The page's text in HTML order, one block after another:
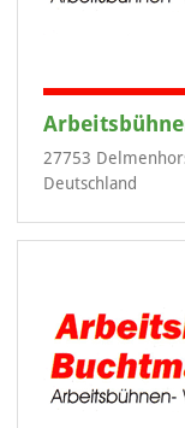
27753
Deutschland